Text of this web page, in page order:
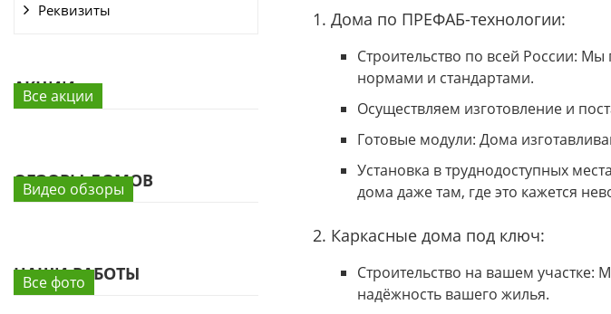
Реквизиты
АКЦИИ
Все акции
ОБЗОРЫ ДОМОВ
Видео обзоры
НАШИ РАБОТЫ
Все фото
1. Дома по ПРЕФАБ-технологии:
Строительство по всей России:
нормами и стандартами.
Осуществляем изготовление и
Готовые модули: Дома
Установка в труднодоступных
дома даже там, где это кажется
2. Каркасные дома под ключ:
Строительство на вашем
надёжность вашего жилья.